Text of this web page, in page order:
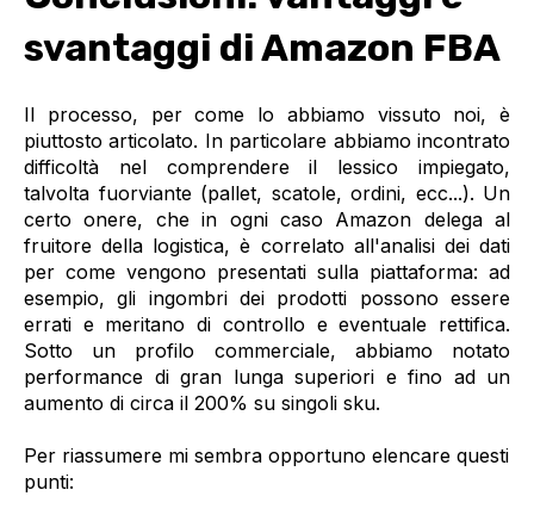
svantaggi di Amazon FBA
Il processo, per come lo abbiamo vissuto noi, è
piuttosto articolato. In particolare abbiamo incontrato
difficoltà nel comprendere il lessico impiegato,
talvolta fuorviante (pallet, scatole, ordini, ecc...). Un
certo onere, che in ogni caso Amazon delega al
fruitore della logistica, è correlato all'analisi dei dati
per come vengono presentati sulla piattaforma: ad
esempio, gli ingombri dei prodotti possono essere
errati e meritano di controllo e eventuale rettifica.
Sotto un profilo commerciale, abbiamo notato
performance di gran lunga superiori e fino ad un
aumento di circa il 200% su singoli sku.
Per riassumere mi sembra opportuno elencare questi
punti: